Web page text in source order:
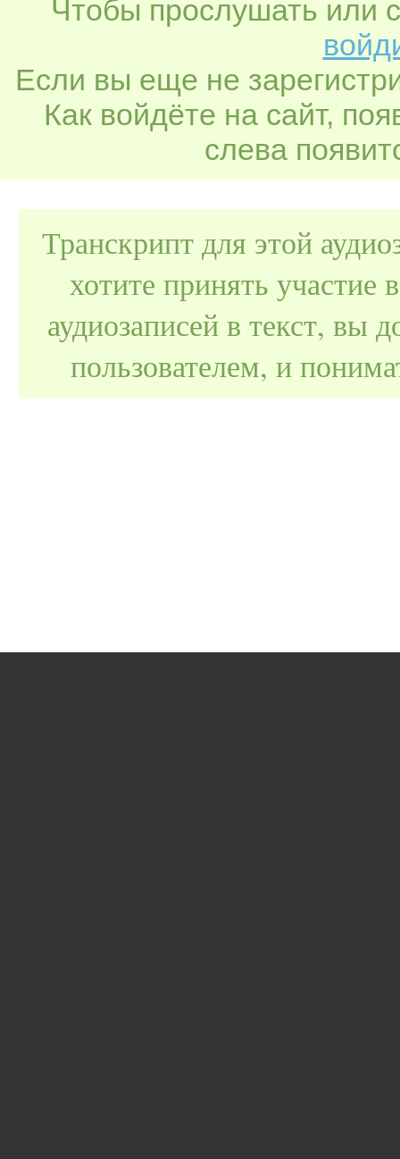
Чтобы прослушать или
Если вы еще не
Как войдёте на сайт,
слева
Транскрипт для этой
хотите принять
аудиозаписей в текст, вы
пользователем, и